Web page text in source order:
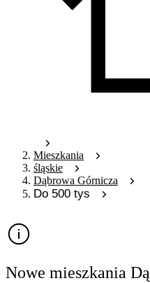
Mieszkania
śląskie
Dąbrowa Górnicza
Do 500 tys
Nowe mieszkania